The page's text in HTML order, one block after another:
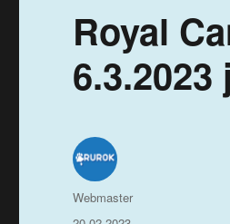
Royal
6.3.2023
Kirjoittaja
Webmaster